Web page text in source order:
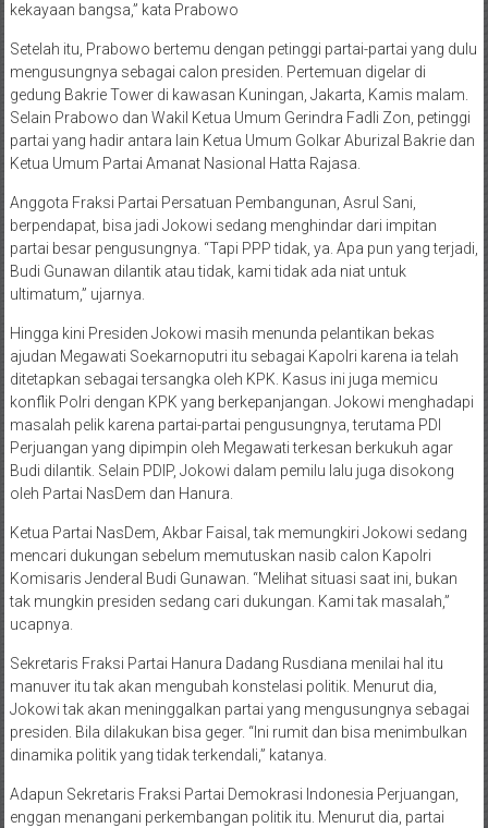
kekayaan bangsa,” kata Prabowo
Setelah itu, Prabowo bertemu dengan petinggi partai-partai yang dulu
mengusungnya sebagai calon presiden. Pertemuan digelar di
gedung Bakrie Tower di kawasan Kuningan, Jakarta, Kamis malam.
Selain Prabowo dan Wakil Ketua Umum Gerindra Fadli Zon, petinggi
partai yang hadir antara lain Ketua Umum Golkar Aburizal Bakrie dan
Ketua Umum Partai Amanat Nasional Hatta Rajasa.
Anggota Fraksi Partai Persatuan Pembangunan, Asrul Sani,
berpendapat, bisa jadi Jokowi sedang menghindar dari impitan
partai besar pengusungnya. “Tapi PPP tidak, ya. Apa pun yang terjadi,
Budi Gunawan dilantik atau tidak, kami tidak ada niat untuk
ultimatum,” ujarnya.
Hingga kini Presiden Jokowi masih menunda pelantikan bekas
ajudan Megawati Soekarnoputri itu sebagai Kapolri karena ia telah
ditetapkan sebagai tersangka oleh KPK. Kasus ini juga memicu
konflik Polri dengan KPK yang berkepanjangan. Jokowi menghadapi
masalah pelik karena partai-partai pengusungnya, terutama PDI
Perjuangan yang dipimpin oleh Megawati terkesan berkukuh agar
Budi dilantik. Selain PDIP, Jokowi dalam pemilu lalu juga disokong
oleh Partai NasDem dan Hanura.
Ketua Partai NasDem, Akbar Faisal, tak memungkiri Jokowi sedang
mencari dukungan sebelum memutuskan nasib calon Kapolri
Komisaris Jenderal Budi Gunawan. “Melihat situasi saat ini, bukan
tak mungkin presiden sedang cari dukungan. Kami tak masalah,”
ucapnya.
Sekretaris Fraksi Partai Hanura Dadang Rusdiana menilai hal itu
manuver itu tak akan mengubah konstelasi politik. Menurut dia,
Jokowi tak akan meninggalkan partai yang mengusungnya sebagai
presiden. Bila dilakukan bisa geger. “Ini rumit dan bisa menimbulkan
dinamika politik yang tidak terkendali,” katanya.
Adapun Sekretaris Fraksi Partai Demokrasi Indonesia Perjuangan,
enggan menangani perkembangan politik itu. Menurut dia, partai